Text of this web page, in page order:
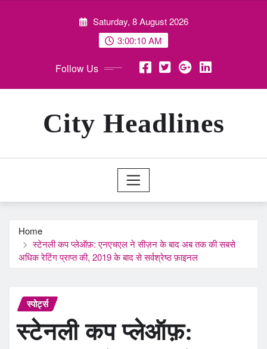
Saturday, 8 August 2026
3:00:11 AM
Follow Us
City Headlines
Home
स्टेनली कप प्लेऑफ़: एनएचएल ने सीज़न के बाद अब तक की सबसे
अधिक रेटिंग प्राप्त की, 2019 के बाद से सर्वश्रेष्ठ फ़ाइनल
स्पोर्ट्स
स्टेनली कप प्लेऑफ़: